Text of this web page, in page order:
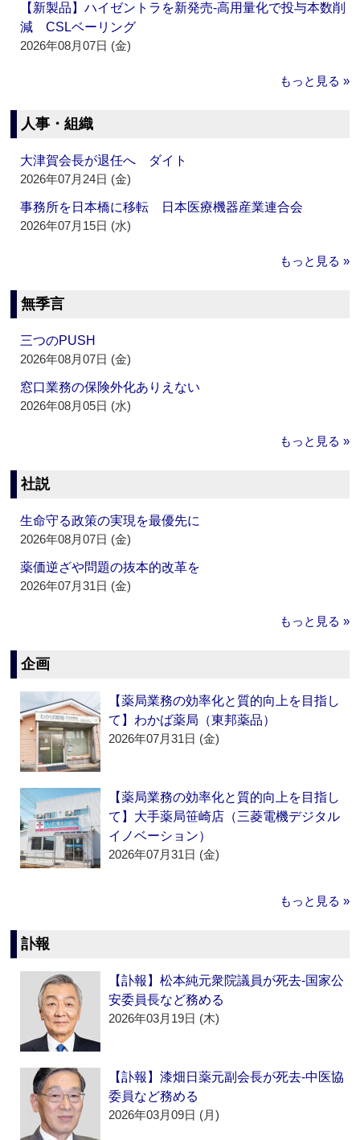
【新製品】ハイゼントラを新発売‐高用量化で投与本数削
減 CSLベーリング
2026年08月07日 (金)
もっと見る »
人事・組織
大津賀会長が退任へ ダイト
2026年07月24日 (金)
事務所を日本橋に移転 日本医療機器産業連合会
2026年07月15日 (水)
もっと見る »
無季言
三つのPUSH
2026年08月07日 (金)
窓口業務の保険外化ありえない
2026年08月05日 (水)
もっと見る »
社説
生命守る政策の実現を最優先に
2026年08月07日 (金)
薬価逆ざや問題の抜本的改革を
2026年07月31日 (金)
もっと見る »
企画
【薬局業務の効率化と質的向上を目指し
て】わかば薬局（東邦薬品）
2026年07月31日 (金)
【薬局業務の効率化と質的向上を目指し
て】大手薬局笹崎店（三菱電機デジタル
イノベーション）
2026年07月31日 (金)
もっと見る »
訃報
【訃報】松本純元衆院議員が死去‐国家公
安委員長など務める
2026年03月19日 (木)
【訃報】漆畑日薬元副会長が死去‐中医協
委員など務める
2026年03月09日 (月)